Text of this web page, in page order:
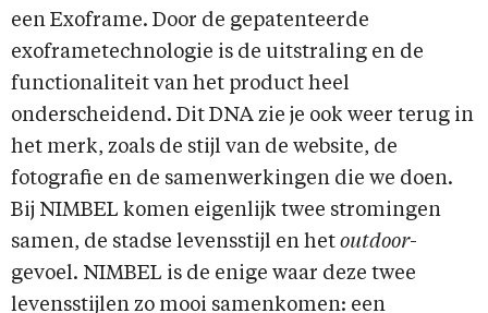
een Exoframe. Door de gepatenteerde
exoframetechnologie is de uitstraling en de
functionaliteit van het product heel
onderscheidend. Dit DNA zie je ook weer terug in
het merk, zoals de stijl van de website, de
fotografie en de samenwerkingen die we doen.
Bij NIMBEL komen eigenlijk twee stromingen
samen, de stadse levensstijl en het outdoor-
gevoel. NIMBEL is de enige waar deze twee
levensstijlen zo mooi samenkomen: een